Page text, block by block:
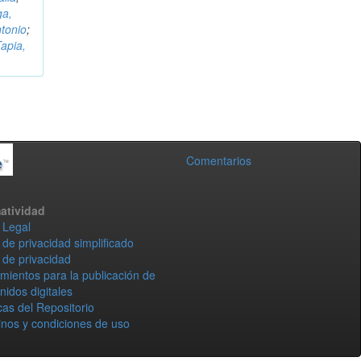
;
Comentarios
privacidad simplificado
privacidad
para la publicación de
digitales
del Repositorio
y condiciones de uso